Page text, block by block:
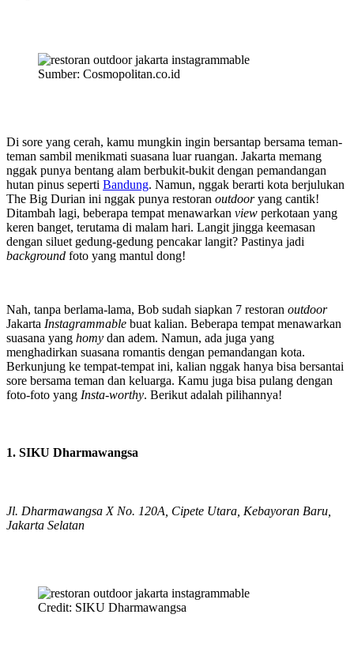
Sumber: Cosmopolitan.co.id
Di sore yang cerah, kamu mungkin ingin bersantap bersama teman-
teman sambil menikmati suasana luar ruangan. Jakarta memang
nggak punya bentang alam berbukit-bukit dengan pemandangan
hutan pinus seperti Bandung. Namun, nggak berarti kota berjulukan
The Big Durian ini nggak punya restoran outdooryang cantik!
Ditambah lagi, beberapa tempat menawarkan view perkotaan yang
keren banget, terutama di malam hari. Langit jingga keemasan
dengan siluet gedung-gedung pencakar langit? Pastinya jadi
background foto yang mantul dong!
Nah, tanpa berlama-lama, Bob sudah siapkan 7 restoran outdoor
Jakarta Instagrammable buat kalian. Beberapa tempat menawarkan
suasana yang homy dan adem. Namun, ada juga yang
menghadirkan suasana romantis dengan pemandangan kota.
Berkunjung ke tempat-tempat ini, kalian nggak hanya bisa bersantai
sore bersama teman dan keluarga. Kamu juga bisa pulang dengan
foto-foto yang Insta-worthy. Berikut adalah pilihannya!
1. SIKU Dharmawangsa
Jl. Dharmawangsa X No. 120A, Cipete Utara, Kebayoran Baru,
Jakarta Selatan
Credit: SIKU Dharmawangsa